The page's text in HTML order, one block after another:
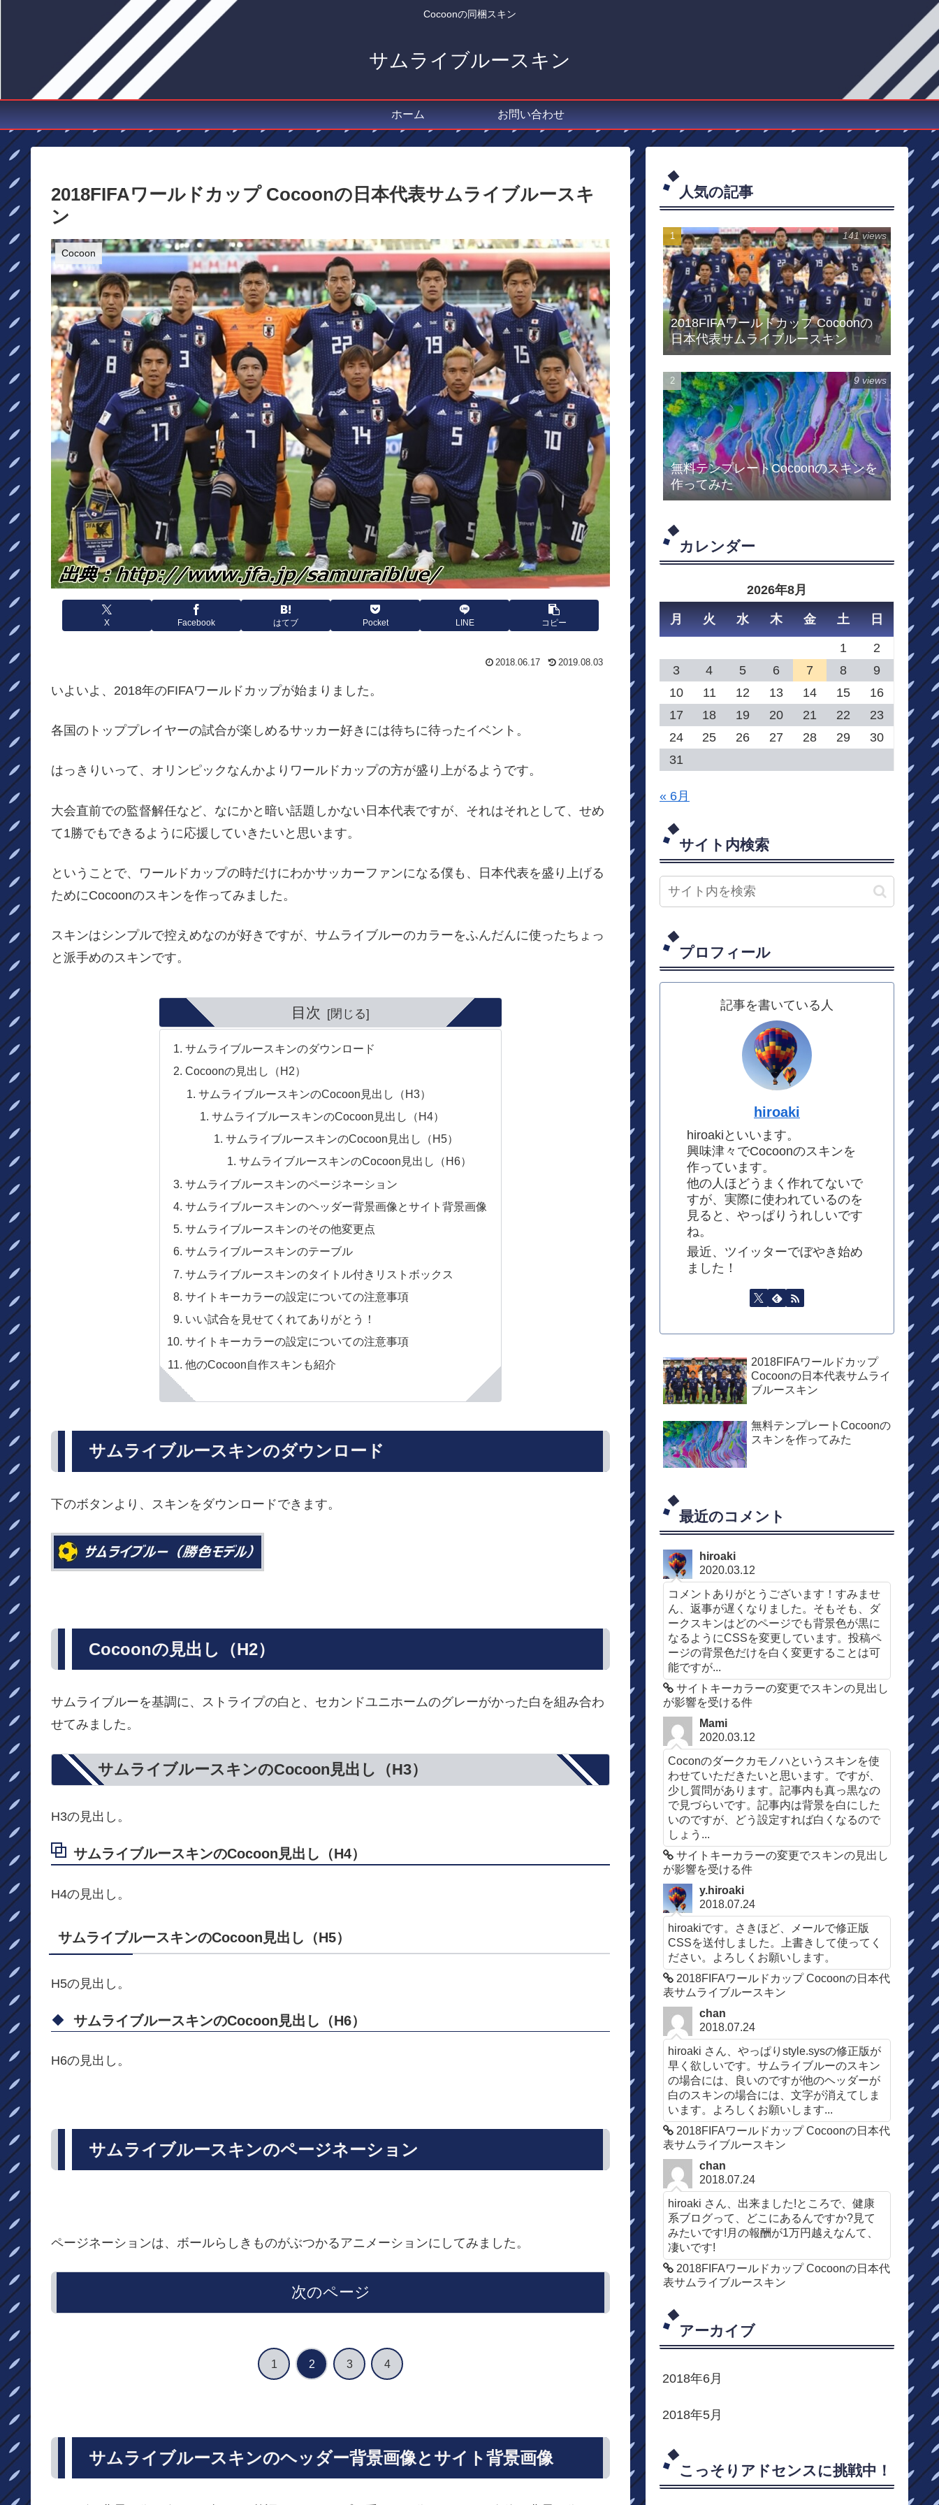
Cocoonの同梱スキン
サムライブルースキン
ホーム お問い合わせ
2018FIFAワールドカップ Cocoonの日本代表サムライブルースキ
ン
Cocoon
X Facebook はてブ Pocket LINE コピー
2018.06.17 2019.08.03
いよいよ、2018年のFIFAワールドカップが始まりました。
各国のトッププレイヤーの試合が楽しめるサッカー好きには待ちに待ったイベント。
はっきりいって、オリンピックなんかよりワールドカップの方が盛り上がるようです。
大会直前での監督解任など、なにかと暗い話題しかない日本代表ですが、それはそれとして、せめ
て1勝でもできるように応援していきたいと思います。
ということで、ワールドカップの時だけにわかサッカーファンになる僕も、日本代表を盛り上げる
ためにCocoonのスキンを作ってみました。
スキンはシンプルで控えめなのが好きですが、サムライブルーのカラーをふんだんに使ったちょっ
と派手めのスキンです。
目次
サムライブルースキンのダウンロード
Cocoonの見出し（H2）
サムライブルースキンのCocoon見出し（H3）
サムライブルースキンのCocoon見出し（H4）
サムライブルースキンのCocoon見出し（H5）
サムライブルースキンのCocoon見出し（H6）
サムライブルースキンのページネーション
サムライブルースキンのヘッダー背景画像とサイト背景画像
サムライブルースキンのその他変更点
サムライブルースキンのテーブル
サムライブルースキンのタイトル付きリストボックス
サイトキーカラーの設定についての注意事項
いい試合を見せてくれてありがとう！
サイトキーカラーの設定についての注意事項
他のCocoon自作スキンも紹介
サムライブルースキンのダウンロード
下のボタンより、スキンをダウンロードできます。
Cocoonの見出し（H2）
サムライブルーを基調に、ストライプの白と、セカンドユニホームのグレーがかった白を組み合わ
せてみました。
サムライブルースキンのCocoon見出し（H3）
H3の見出し。
サムライブルースキンのCocoon見出し（H4）
H4の見出し。
サムライブルースキンのCocoon見出し（H5）
H5の見出し。
サムライブルースキンのCocoon見出し（H6）
H6の見出し。
サムライブルースキンのページネーション
ページネーションは、ボールらしきものがぶつかるアニメーションにしてみました。
次のページ
1 2 3 4
サムライブルースキンのヘッダー背景画像とサイト背景画像
人気の記事
2018FIFAワールドカップ Cocoonの
日本代表サムライブルースキン
141 views
無料テンプレートCocoonのスキンを
作ってみた
9 views
カレンダー
2026年8月
月 火 水 木 金 土 日
1
2
3
4 5 6 7 8
9
10
11 12 13 14 15
16
17
18 19 20 21 22
23
24
25 26 27 28 29
30
31
« 6月
サイト内検索
プロフィール
記事を書いている人
hiroaki
hiroakiといいます。
興味津々でCocoonのスキンを
作っています。
他の人ほどうまく作れてないで
すが、実際に使われているのを
見ると、やっぱりうれしいです
ね。
最近、ツイッターでぼやき始め
ました！
2018FIFAワールドカップ
Cocoonの日本代表サムライ
ブルースキン
無料テンプレートCocoonの
スキンを作ってみた
最近のコメント
hiroaki
2020.03.12
コメントありがとうございます！すみませ
ん、返事が遅くなりました。そもそも、ダ
ークスキンはどのページでも背景色が黒に
なるようにCSSを変更しています。投稿ペ
ージの背景色だけを白く変更することは可
能ですが...
サイトキーカラーの変更でスキンの見出し
が影響を受ける件
Mami
2020.03.12
Coconのダークカモノハというスキンを使
わせていただきたいと思います。ですが、
少し質問があります。記事内も真っ黒なの
で見づらいです。記事内は背景を白にした
いのですが、どう設定すれば白くなるので
しょう...
サイトキーカラーの変更でスキンの見出し
が影響を受ける件
y.hiroaki
2018.07.24
hiroakiです。さきほど、メールで修正版
CSSを送付しました。上書きして使ってく
ださい。よろしくお願いします。
2018FIFAワールドカップ Cocoonの日本代
表サムライブルースキン
chan
2018.07.24
hiroaki さん、やっぱりstyle.sysの修正版が
早く欲しいです。サムライブルーのスキン
の場合には、良いのですが他のヘッダーが
白のスキンの場合には、文字が消えてしま
います。よろしくお願いします...
2018FIFAワールドカップ Cocoonの日本代
表サムライブルースキン
chan
2018.07.24
hiroaki さん、出来ました!ところで、健康
系ブログって、どこにあるんですか?見て
みたいです!月の報酬が1万円越えなんて、
凄いです!
2018FIFAワールドカップ Cocoonの日本代
表サムライブルースキン
アーカイブ
2018年6月
2018年5月
こっそりアドセンスに挑戦中！